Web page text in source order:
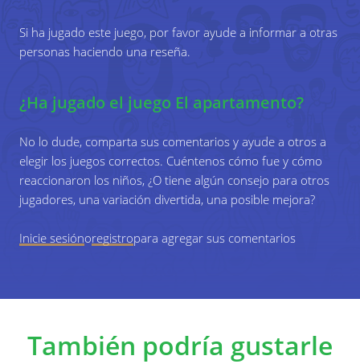
Preguntas sugeridas:
para ti?
¿Cuál es en tu opinión la situación familiar
ideal?
¿También sueñas con una vida familiar? Si
es así, ¿cómo te gustaría que fuera?
lo que creen que podría estar pasando.
Los jugadores juegan una de las situaciones de los
Reflexionar sobre temas como el maltrato infantil, la brecha
entre ricos y pobres, la soledad, la violencia doméstica, el
cuidado de uno mismo, las responsabilidades,…
Si ha jugado este juego, por favor ayude a informar a otras
personas haciendo una reseña.
¿Ha jugado el juego El apartamento?
No lo dude, comparta sus comentarios y ayude a otros a
elegir los juegos correctos. Cuéntenos cómo fue y cómo
reaccionaron los niños, ¿O tiene algún consejo para otros
jugadores, una variación divertida, una posible mejora?
Inicie sesiónoregistropara agregar sus comentarios
También podría gustarle